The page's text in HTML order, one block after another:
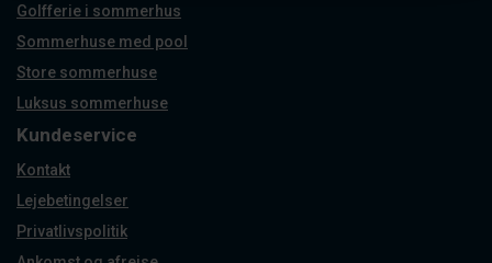
Golfferie i sommerhus
Sommerhuse med pool
Store sommerhuse
Luksus sommerhuse
Kundeservice
Kontakt
Lejebetingelser
Privatlivspolitik